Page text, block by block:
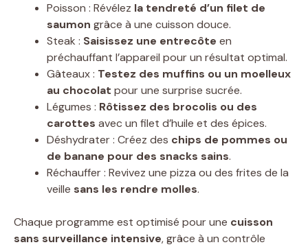
Poisson : Révélez la tendreté d’un filet de
saumon grâce à une cuisson douce.
Steak : Saisissez une entrecôte en
préchauffant l’appareil pour un résultat optimal.
Gâteaux : Testez des muffins ou un moelleux
au chocolat pour une surprise sucrée.
Légumes : Rôtissez des brocolis ou des
carottes avec un filet d’huile et des épices.
Déshydrater : Créez des chips de pommes ou
de banane pour des snacks sains.
Réchauffer : Revivez une pizza ou des frites de la
veille sans les rendre molles.
Chaque programme est optimisé pour une cuisson
sans surveillance intensive, grâce à un contrôle